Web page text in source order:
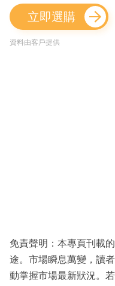
立即選購
資料由客戶提供
免責聲明：本專頁刊載
途。市場瞬息萬變，讀
動掌握市場最新狀況。